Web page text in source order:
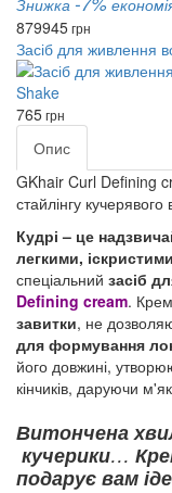
Знижка
879945грн
Засіб для живлення
765грн
Опис
GKhair Curl Defining
стайлінгу кучерявого
Кудрі – це
легкими,
спеціальний засіб
Defining cream.
завитки, не
для формування
його довжині,
кінчиків, даруючи
Витончена
кучерики…
подарує вам